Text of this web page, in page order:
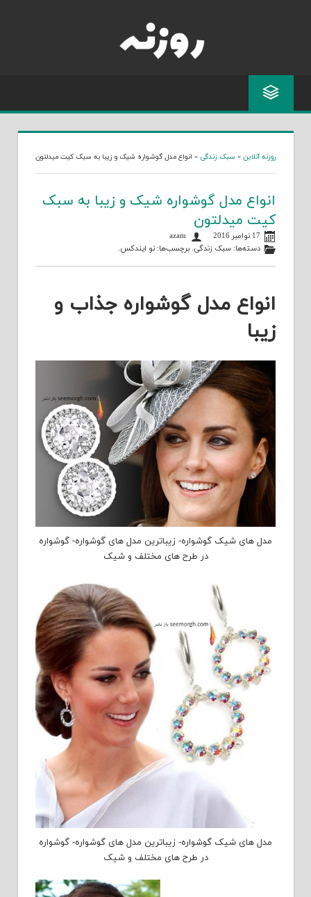
روزنه آنلاین » سبک زندگی » انواع مدل گوشواره شیک و زیبا به سبک کیت میدلتون
انواع مدل گوشواره شیک و زیبا به سبک
کیت میدلتون
17 نوامبر 2016
دسته‌ها:سبک زندگی. برچسب‌ها:نو ایندکس.
انواع مدل گوشواره جذاب و
زیبا
مدل های شیک گوشواره- زیباترین مدل های گوشواره- گوشواره
در طرح های مختلف و شیک
مدل های شیک گوشواره- زیباترین مدل های گوشواره- گوشواره
در طرح های مختلف و شیک